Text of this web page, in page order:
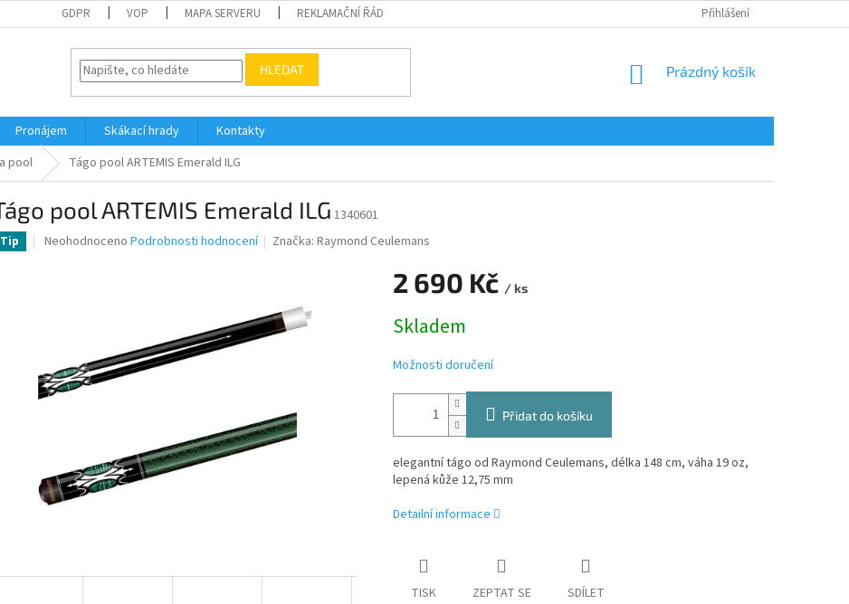
GDPR VOP MAPA SERVERU REKLAMAČNÍ ŘÁD Přihlášení
HLEDAT
NÁKUPNÍ
Prázdný košík
Pronájem Skákací hrady
Kontakty
pool Tágo pool ARTEMIS Emerald ILG
pool ARTEMIS Emerald ILG 1340601
Tip
Průměrné
hvězdiček.
Neohodnoceno Podrobnosti hodnocení Značka:Raymond Ceulemans
2 690 Kč / ks
cena:
Skladem
Možnosti doručení
Přidat do košíku
elegantní tágo od Raymond Ceulemans, délka 148 cm, váha 19 oz,
lepená kůže 12,75 mm
Detailní informace
TISK ZEPTAT SE SDÍLET